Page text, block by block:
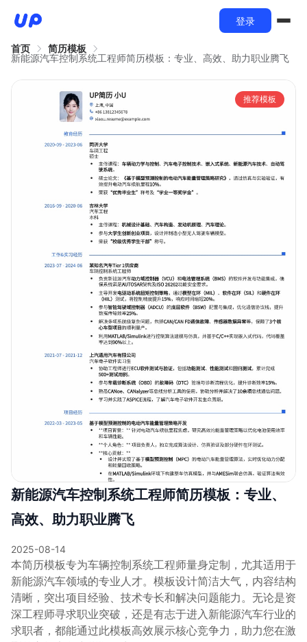
登录
首页
简历模板
新能源汽车控制系统工程师简历模板：专业、高效、助力职业腾飞
推荐模板
新能源汽车控制系统工程师简历模板：专业、
高效、助力职业腾飞
2025-08-14
本简历模板专为车辆控制系统工程师量身定制，尤其适用于
新能源汽车领域的专业人才。模板设计简洁大气，内容结构
清晰，突出项目经验、技术专长和解决问题能力。无论是资
深工程师寻求职业突破，还是有志于进入新能源汽车行业的
求职者，都能通过此模板高效展示核心竞争力，助力您在激